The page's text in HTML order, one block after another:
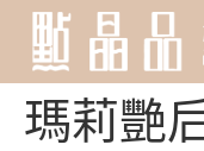
瑪莉艷